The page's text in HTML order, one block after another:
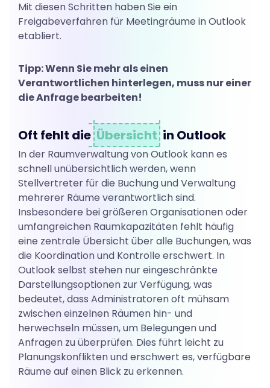
Mit diesen Schritten haben Sie ein
Freigabeverfahren für Meetingräume in Outlook
etabliert.
Tipp: Wenn Sie mehr als einen
Verantwortlichen hinterlegen, muss nur einer
die Anfrage bearbeiten!
Oft fehlt die Übersicht in Outlook
In der Raumverwaltung von Outlook kann es
schnell unübersichtlich werden, wenn
Stellvertreter für die Buchung und Verwaltung
mehrerer Räume verantwortlich sind.
Insbesondere bei größeren Organisationen oder
umfangreichen Raumkapazitäten fehlt häufig
eine zentrale Übersicht über alle Buchungen, was
die Koordination und Kontrolle erschwert. In
Outlook selbst stehen nur eingeschränkte
Darstellungsoptionen zur Verfügung, was
bedeutet, dass Administratoren oft mühsam
zwischen einzelnen Räumen hin- und
herwechseln müssen, um Belegungen und
Anfragen zu überprüfen. Dies führt leicht zu
Planungskonflikten und erschwert es, verfügbare
Räume auf einen Blick zu erkennen.